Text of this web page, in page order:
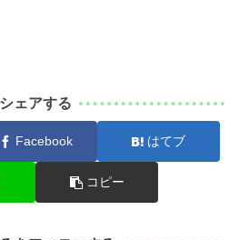
シェアする
Facebook はてブ
コピー